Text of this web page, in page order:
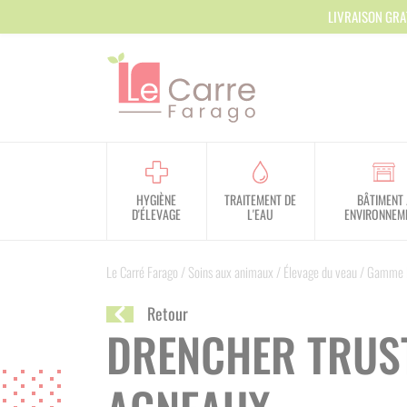
HYGIÈNE
D'ÉLEVAGE
TRAITEMENT DE
L'EAU
Le Carré Farago /Soins aux animaux /Élevage du veau /
Retour
DRENCHER
LIVRAISON